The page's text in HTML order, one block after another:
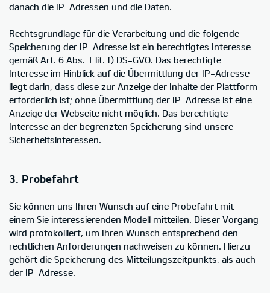
danach die IP-Adressen und die Daten.
Rechtsgrundlage für die Verarbeitung und die folgende
Speicherung der IP-Adresse ist ein berechtigtes Interesse
gemäß Art. 6 Abs. 1 lit. f) DS-GVO. Das berechtigte
Interesse im Hinblick auf die Übermittlung der IP-Adresse
liegt darin, dass diese zur Anzeige der Inhalte der Plattform
erforderlich ist; ohne Übermittlung der IP-Adresse ist eine
Anzeige der Webseite nicht möglich. Das berechtigte
Interesse an der begrenzten Speicherung sind unsere
Sicherheitsinteressen.
3. Probefahrt
Sie können uns Ihren Wunsch auf eine Probefahrt mit
einem Sie interessierenden Modell mitteilen. Dieser Vorgang
wird protokolliert, um Ihren Wunsch entsprechend den
rechtlichen Anforderungen nachweisen zu können. Hierzu
gehört die Speicherung des Mitteilungszeitpunkts, als auch
der IP-Adresse.